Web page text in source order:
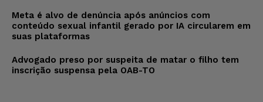
Meta é alvo de denúncia após anúncios com
conteúdo sexual infantil gerado por IA circularem em
suas plataformas
Advogado preso por suspeita de matar o filho tem
inscrição suspensa pela OAB-TO